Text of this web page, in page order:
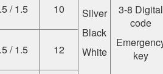
Silver
Black
White
3-8 Digital
code
key
/ 1.5 10
/ 1.5
12